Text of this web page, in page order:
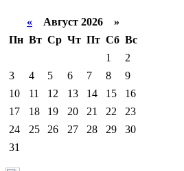
« Август 2026 »
Пн Вт Ср Чт Пт Сб Вс
1
2
3
4 5 6 7 8
9
10
11 12 13 14 15
16
17
18 19 20 21 22
23
24
25 26 27 28 29
30
31